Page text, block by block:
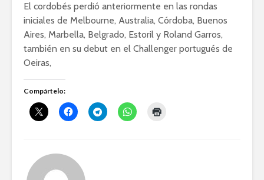
El cordobés perdió anteriormente en las rondas
iniciales de Melbourne, Australia, Córdoba, Buenos
Aires, Marbella, Belgrado, Estoril y Roland Garros,
también en su debut en el Challenger portugués de
Oeiras,
Compártelo: